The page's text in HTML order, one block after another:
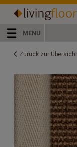
☰ MENU
Zurück zur Übersicht